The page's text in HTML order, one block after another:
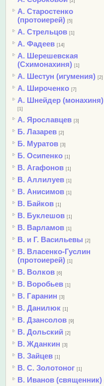
А. Старостенко
(протоиерей) [5]
А. Стрельцов [1]
А. Фадеев [14]
А. Шерешевская
(Схимонахиня) [1]
А. Шестун (игумения) [2]
А. Широченко [7]
А. Шнейдер (монахиня)
[1]
А. Ярославцев [3]
Б. Лазарев [2]
Б. Муратов [3]
Б. Осипенко [1]
В. Агафонов [1]
В. Аллилуев [1]
В. Анисимов [1]
В. Байков [1]
В. Буклешов [1]
В. Варламов [1]
В. и Г. Васильевы [2]
В. Власенко-Гуслин
(протоиерей) [1]
В. Волков [6]
В. Воробьев [1]
В. Гаранин [3]
В. Данилюк [1]
В. Дзансолов [9]
В. Дольский [2]
В. Жданкин [3]
В. Зайцев [1]
В. С. Золотоног [1]
В. Иванов (священник)